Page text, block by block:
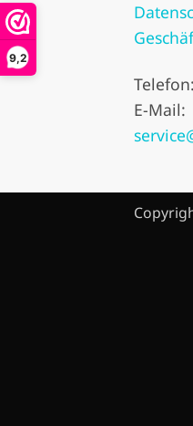
9,2
Telefon:
E-Mail: